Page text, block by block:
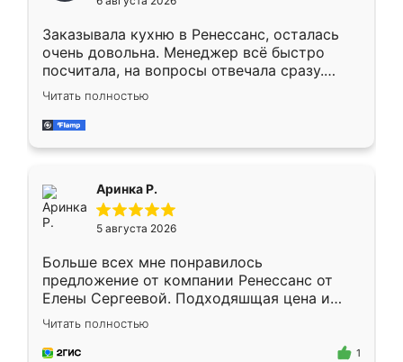
мебели буду заказывать только здесь.
Заказывала кухню в Ренессанс, осталась
очень довольна. Менеджер всё быстро
посчитала, на вопросы отвечала сразу.
Замерщик приехал в субботу, подошёл к
делу со всей ответственностью. Собрали
за день, ребята работали аккуратно, даже
Читать полностью
Аринка Р.
5 августа 2026
Больше всех мне понравилось
предложение от компании Ренессанс от
Елены Сергеевой. Подходяшщая цена и
короткие сроки изготовления. Приехавший
для замера сотрудник Владислав
предложил по моему эскизу самый
Читать полностью
1